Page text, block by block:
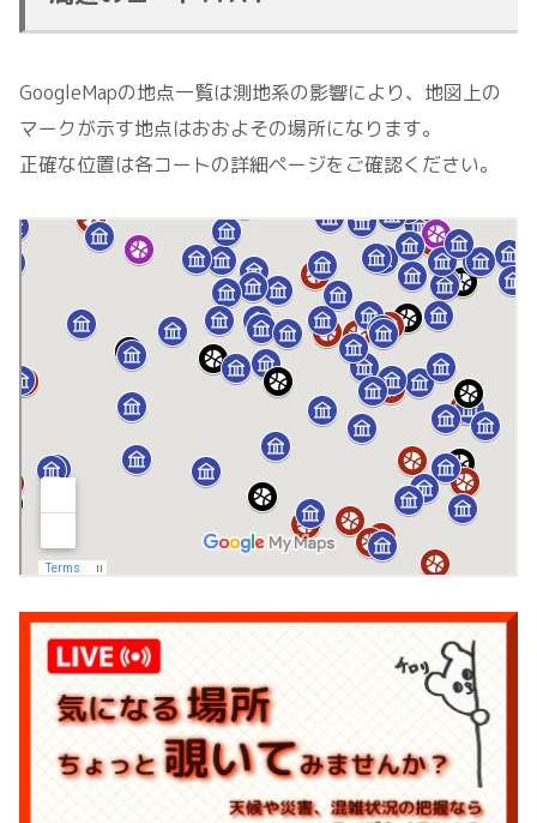
GoogleMapの地点一覧は測地系の影響により、地図上の
マークが示す地点はおおよその場所になります。
正確な位置は各コートの詳細ページをご確認ください。